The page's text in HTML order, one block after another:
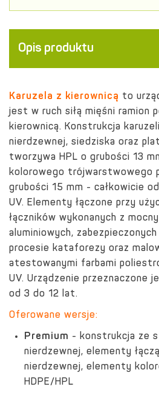
Opis produktu
Karuzela z kierownicą to
jest w ruch siłą mięśni ramion
kierownicą. Konstrukcja
nierdzewnej, siedziska oraz
tworzywa HPL o grubości 13
kolorowego trójwarstwowego
grubości 15 mm - całkowicie
UV. Elementy łączone przy
łączników wykonanych z
aluminiowych,
procesie kataforezy oraz
atestowanymi farbami
UV. Urządzenie przeznaczone
od 3 do 12 lat.
Oferowane wersje:
Premium - konstrukcja ze
nierdzewnej, elementy
nierdzewnej, elementy
HDPE/HPL